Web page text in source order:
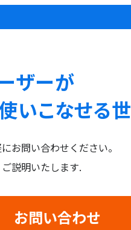
ザーが
いこなせる
お問い合わせください。
説明いたします.
お問い合わせ